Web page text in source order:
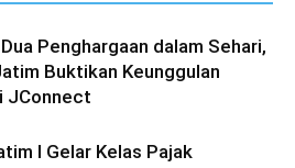
Penghargaan dalam Sehari,
Buktikan Keunggulan
JConnect
I Gelar Kelas Pajak